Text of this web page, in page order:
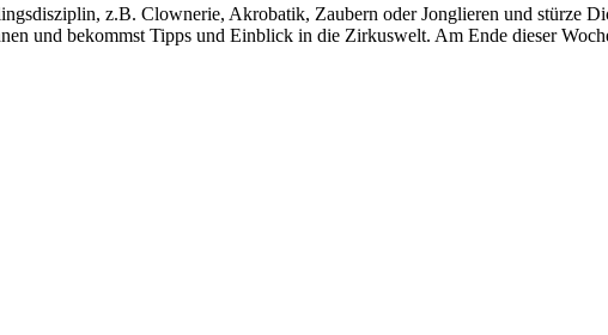
z.B. Clownerie, Akrobatik, Zaubern oder Jonglieren und stürze
und bekommst Tipps und Einblick in die Zirkuswelt. Am Ende dieser